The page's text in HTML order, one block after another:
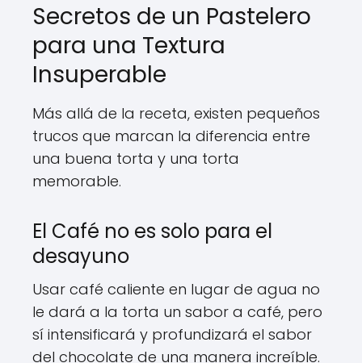
Secretos de un Pastelero
para una Textura
Insuperable
Más allá de la receta, existen pequeños
trucos que marcan la diferencia entre
una buena torta y una torta
memorable.
El Café no es solo para el
desayuno
Usar café caliente en lugar de agua no
le dará a la torta un sabor a café, pero
sí intensificará y profundizará el sabor
del chocolate de una manera increíble.